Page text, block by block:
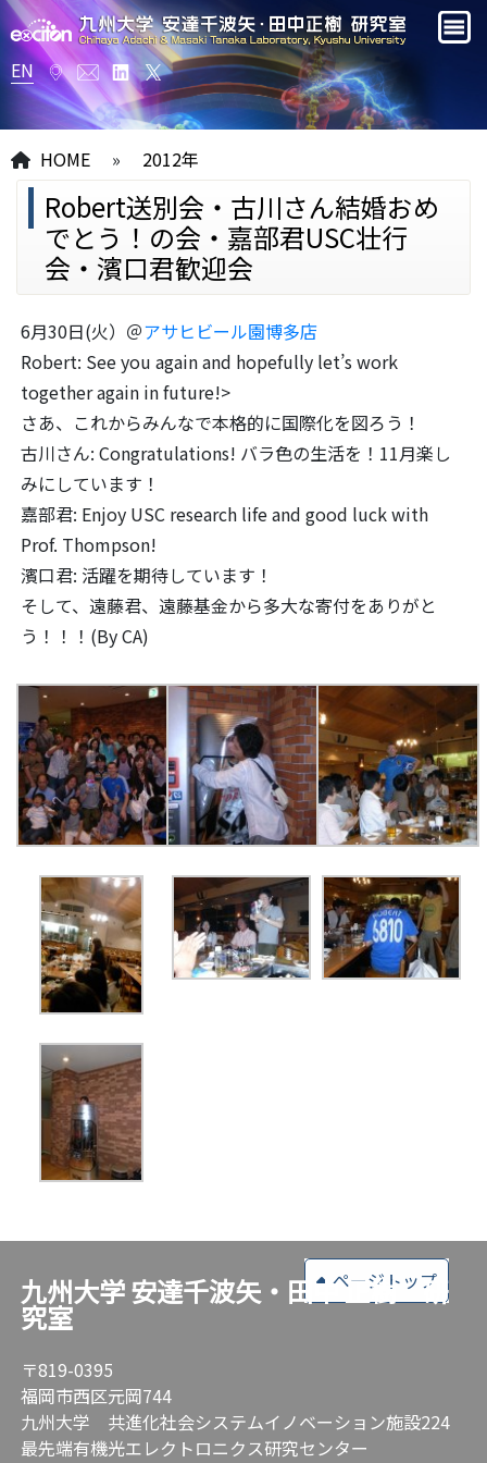
EN
HOME » 2012年
Robert送別会・古川さん結婚おめ
でとう！の会・嘉部君USC壮行
会・濱口君歓迎会
6月30日(火）＠アサヒビール園博多店
Robert: See you again and hopefully let’s work
together again in future!>
さあ、これからみんなで本格的に国際化を図ろう！
古川さん: Congratulations! バラ色の生活を！11月楽し
みにしています！
嘉部君: Enjoy USC research life and good luck with
Prof. Thompson!
濱口君: 活躍を期待しています！
そして、遠藤君、遠藤基金から多大な寄付をありがと
う！！！(By CA)
ページトップ
九州大学 安達千波矢・田中 正樹 研
究室
〒819-0395
福岡市西区元岡744
九州大学 共進化社会システムイノベーション施設224
最先端有機光エレクトロニクス研究センター